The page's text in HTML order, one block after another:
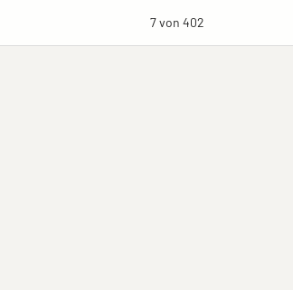
7 von 402